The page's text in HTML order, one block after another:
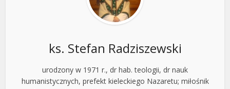
ks. Stefan Radziszewski
urodzony w 1971 r., dr hab. teologii, dr nauk
humanistycznych, prefekt kieleckiego Nazaretu; miłośnik